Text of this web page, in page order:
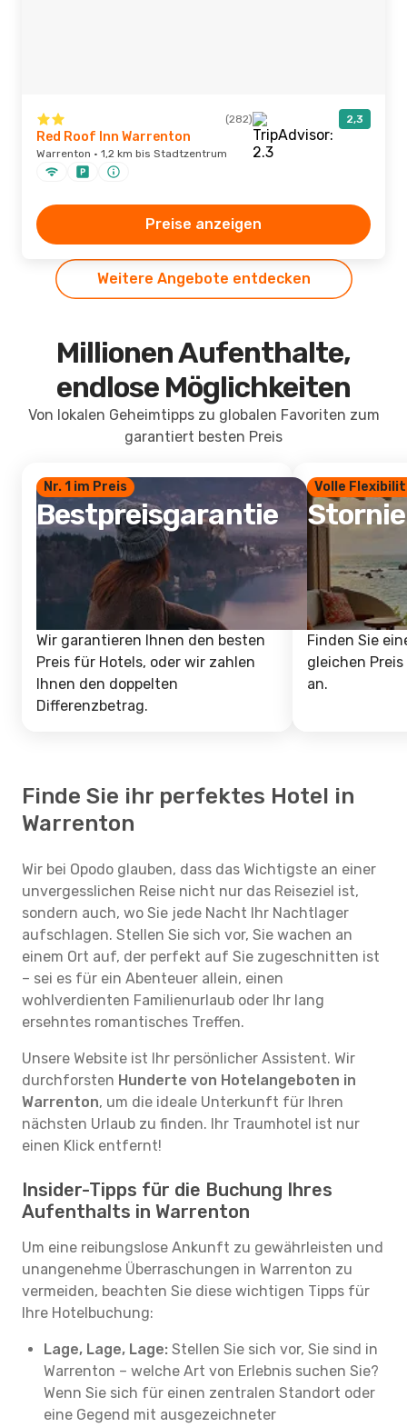
(282) 2,3
Red Roof Inn Warrenton
Warrenton · 1,2 km bis Stadtzentrum
Preise anzeigen
Weitere Angebote entdecken
Millionen Aufenthalte,
endlose Möglichkeiten
Von lokalen Geheimtipps zu globalen Favoriten zum
garantiert besten Preis
Nr. 1 im Preis
Bestpreisgarantie
Wir garantieren Ihnen den besten
Preis für Hotels, oder wir zahlen
Ihnen den doppelten
Differenzbetrag.
Volle
Finden Sie
gleichen
an.
Finde Sie ihr perfektes Hotel in
Warrenton
Wir bei Opodo glauben, dass das Wichtigste an einer
unvergesslichen Reise nicht nur das Reiseziel ist,
sondern auch, wo Sie jede Nacht Ihr Nachtlager
aufschlagen. Stellen Sie sich vor, Sie wachen an
einem Ort auf, der perfekt auf Sie zugeschnitten ist
– sei es für ein Abenteuer allein, einen
wohlverdienten Familienurlaub oder Ihr lang
ersehntes romantisches Treffen.
Unsere Website ist Ihr persönlicher Assistent. Wir
durchforsten Hunderte von Hotelangeboten in
Warrenton, um die ideale Unterkunft für Ihren
nächsten Urlaub zu finden. Ihr Traumhotel ist nur
einen Klick entfernt!
Insider-Tipps für die Buchung Ihres
Aufenthalts in Warrenton
Um eine reibungslose Ankunft zu gewährleisten und
unangenehme Überraschungen in Warrenton zu
vermeiden, beachten Sie diese wichtigen Tipps für
Ihre Hotelbuchung:
Lage, Lage, Lage: Stellen Sie sich vor, Sie sind in
Warrenton – welche Art von Erlebnis suchen Sie?
Wenn Sie sich für einen zentralen Standort oder
eine Gegend mit ausgezeichneter